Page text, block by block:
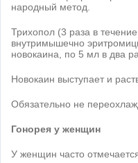
народный метод.
Трихопол (3 раза в
внутримышечно
новокаина, по 5 мл в два
Новокаин выступает и
Обязательно не
Гонорея у женщин
У женщин часто